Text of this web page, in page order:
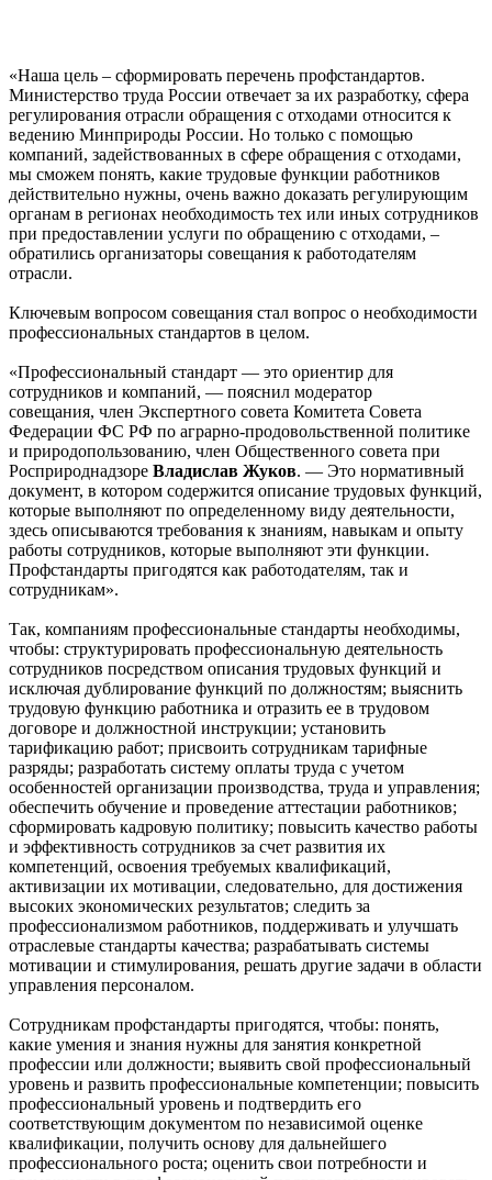
«Наша цель – сформировать перечень профстандартов.
Министерство труда России отвечает за их разработку, сфера
регулирования отрасли обращения с отходами относится к
ведению Минприроды России. Но только с помощью
компаний, задействованных в сфере обращения с отходами,
мы сможем понять, какие трудовые функции работников
действительно нужны, очень важно доказать регулирующим
органам в регионах необходимость тех или иных сотрудников
при предоставлении услуги по обращению с отходами, –
обратились организаторы совещания к работодателям
отрасли.
Ключевым вопросом совещания стал вопрос о необходимости
профессиональных стандартов в целом.
«Профессиональный стандарт — это ориентир для
сотрудников и компаний, — пояснил модератор
совещания, член Экспертного совета Комитета Совета
Федерации ФС РФ по аграрно-продовольственной политике
и природопользованию, член Общественного совета при
Росприроднадзоре Владислав Жуков. — Это нормативный
документ, в котором содержится описание трудовых функций,
которые выполняют по определенному виду деятельности,
здесь описываются требования к знаниям, навыкам и опыту
работы сотрудников, которые выполняют эти функции.
Профстандарты пригодятся как работодателям, так и
сотрудникам».
Так, компаниям профессиональные стандарты необходимы,
чтобы: структурировать профессиональную деятельность
сотрудников посредством описания трудовых функций и
исключая дублирование функций по должностям; выяснить
трудовую функцию работника и отразить ее в трудовом
договоре и должностной инструкции; установить
тарификацию работ; присвоить сотрудникам тарифные
разряды; разработать систему оплаты труда с учетом
особенностей организации производства, труда и управления;
обеспечить обучение и проведение аттестации работников;
сформировать кадровую политику; повысить качество работы
и эффективность сотрудников за счет развития их
компетенций, освоения требуемых квалификаций,
активизации их мотивации, следовательно, для достижения
высоких экономических результатов; следить за
профессионализмом работников, поддерживать и улучшать
отраслевые стандарты качества; разрабатывать системы
мотивации и стимулирования, решать другие задачи в области
управления персоналом.
Сотрудникам профстандарты пригодятся, чтобы: понять,
какие умения и знания нужны для занятия конкретной
профессии или должности; выявить свой профессиональный
уровень и развить профессиональные компетенции; повысить
профессиональный уровень и подтвердить его
соответствующим документом по независимой оценке
квалификации, получить основу для дальнейшего
профессионального роста; оценить свои потребности и